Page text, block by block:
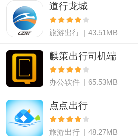
道行龙城
旅游出行 | 43.51MB
麒策出行司机端
办公软件 65.53MB
点点出行
旅游出行 | 48.27MB